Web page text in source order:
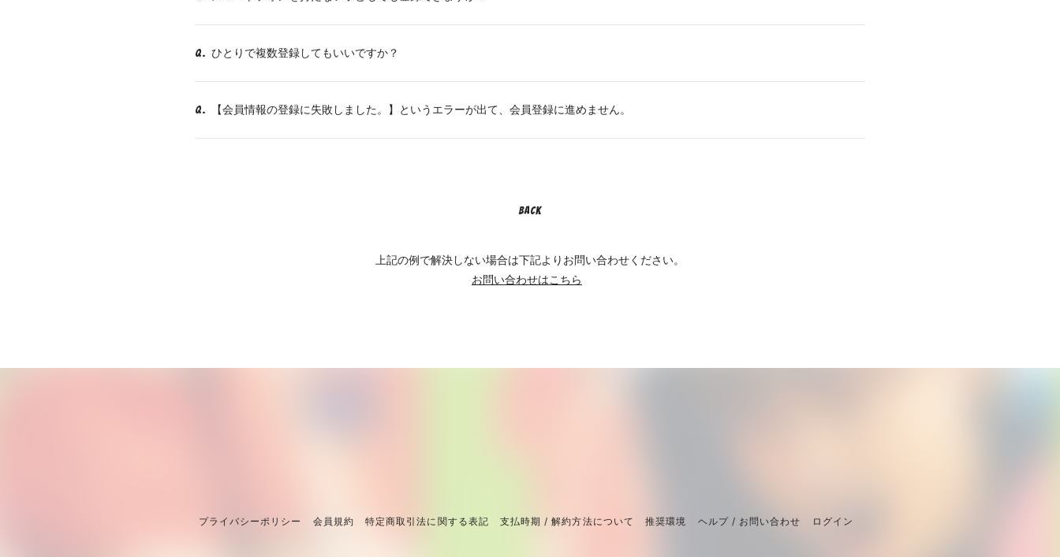
Q. ひとりで複数登録してもいいですか？
Q. 【会員情報の登録に失敗しました。】というエラーが出て、会員登録に進めません。
BACK
上記の例で解決しない場合は下記よりお問い合わせください。
お問い合わせはこちら
プライバシーポリシー 会員規約 特定商取引法に関する表記 支払時期 / 解約方法について 推奨環境 ヘルプ / お問い合わせ ログイン